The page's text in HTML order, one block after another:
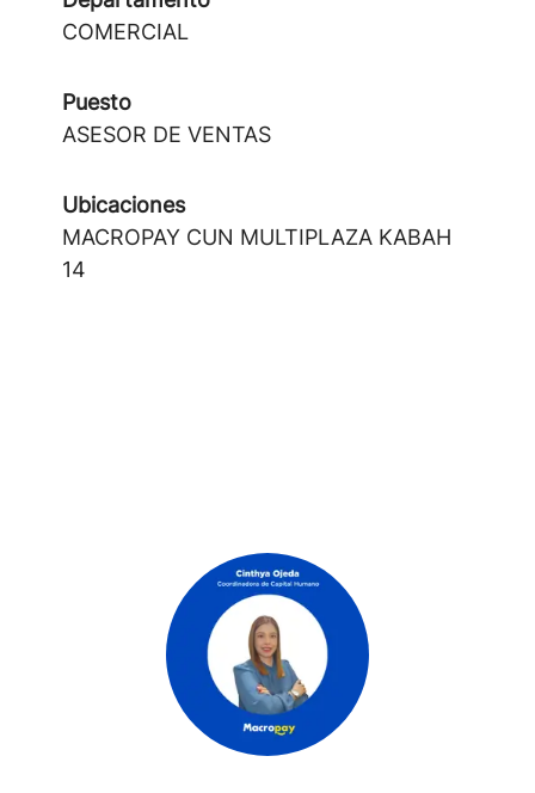
COMERCIAL
Puesto
ASESOR DE VENTAS
Ubicaciones
MACROPAY CUN MULTIPLAZA KABAH
14